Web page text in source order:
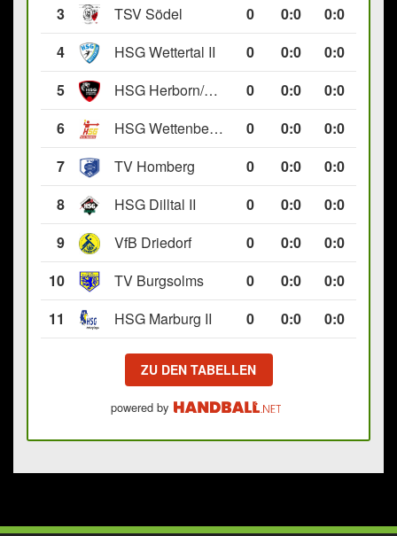
3
TSV Södel 0 0:0
0:0
4
HSG Wettertal II 0 0:0
0:0
5
HSG Herborn/Seelbach 0 0:0
0:0
6
HSG Wettenberg III 0 0:0
0:0
7
TV Homberg 0 0:0
0:0
8
HSG Dilltal II 0 0:0
0:0
9
VfB Driedorf 0 0:0
0:0
10
TV Burgsolms 0 0:0
0:0
11
HSG Marburg II 0 0:0 0:0
ZU DEN TABELLEN
powered by